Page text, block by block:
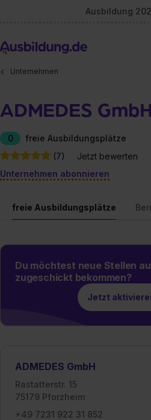
Ausbildung
Unternehmen
ADMEDES GmbH
0
freie Ausbildungsplätze
(7)
Jetzt bewerten
Unternehmen abonnieren
freie Ausbildungsplätze
Du möchtest neue Stellen
zugeschickt bekommen?
Jetzt
ADMEDES GmbH
Rastatterstr. 15
75179 Pforzheim
+49 7231 922 31 852